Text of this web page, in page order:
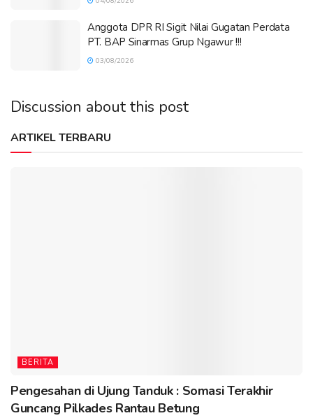
Anggota DPR RI Sigit Nilai Gugatan Perdata
PT. BAP Sinarmas Grup Ngawur !!!
03/08/2026
Discussion about this post
ARTIKEL TERBARU
BERITA
Pengesahan di Ujung Tanduk : Somasi Terakhir
Guncang Pilkades Rantau Betung